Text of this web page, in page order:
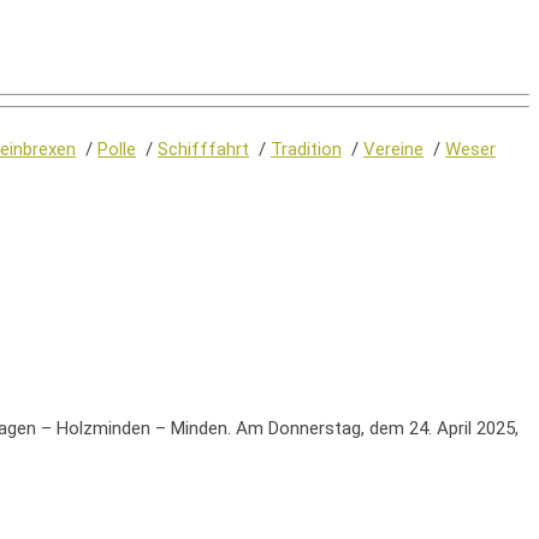
/ Polle / Schifffahrt / Tradition / Vereine / Weser
– Holzminden – Minden. Am Donnerstag, dem 24. April 2025,